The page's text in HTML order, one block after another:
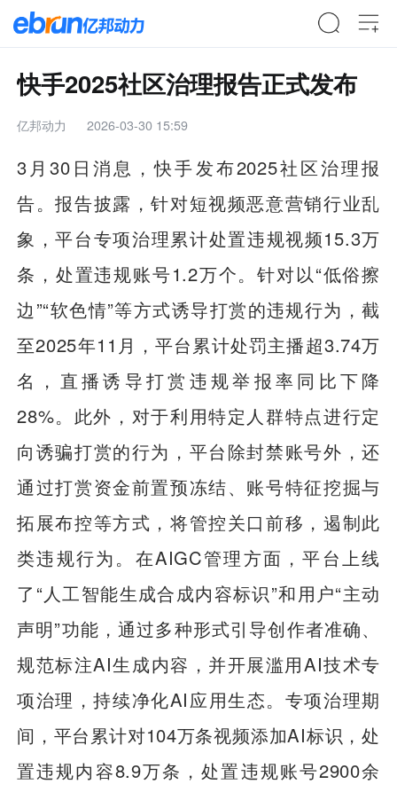
快手2025社区治理报告正式发布
亿邦动力 2026-03-30 15:59
3月30日消息，快手发布2025社区治理报
告。报告披露，针对短视频恶意营销行业乱
象，平台专项治理累计处置违规视频15.3万
条，处置违规账号1.2万个。针对以“低俗擦
边”“软色情”等方式诱导打赏的违规行为，截
至2025年11月，平台累计处罚主播超3.74万
名，直播诱导打赏违规举报率同比下降
28%。此外，对于利用特定人群特点进行定
向诱骗打赏的行为，平台除封禁账号外，还
通过打赏资金前置预冻结、账号特征挖掘与
拓展布控等方式，将管控关口前移，遏制此
类违规行为。在AIGC管理方面，平台上线
了“人工智能生成合成内容标识”和用户“主动
声明”功能，通过多种形式引导创作者准确、
规范标注AI生成内容，并开展滥用AI技术专
项治理，持续净化AI应用生态。专项治理期
间，平台累计对104万条视频添加AI标识，处
置违规内容8.9万条，处置违规账号2900余